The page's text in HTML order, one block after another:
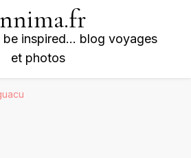
be inspired… blog voyages
et photos